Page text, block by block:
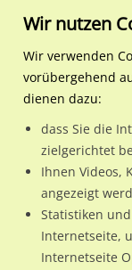
Regionale
Nutze günstige
Fürstenbergstr.
Wir nutzen
Wir verwenden
vorübergehend
dienen dazu:
dass Sie die
zielgerichtet
Ihnen Videos,
angezeigt
Statistiken
Internetseite,
Internetseite